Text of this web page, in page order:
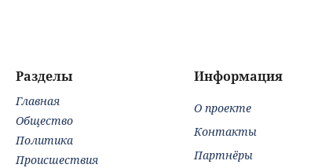
Разделы
Главная
Общество
Политика
Происшествия
Информация
О проекте
Контакты
Партнёры